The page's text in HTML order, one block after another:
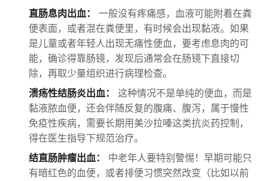
直肠息肉出血：
一般没有疼痛感，血液可能附着在粪
便表面，或者混在粪便里，有时候会出现黏液。如果
是儿童或者年轻人出现无痛性便血，要考虑息肉的可
能，确诊得靠肠镜，发现后通常会在肠镜下直接切
除，再取少量组织进行病理检查。
溃疡性结肠炎出血：
这种情况不是单纯的便血，而是
黏液脓血便，还会伴随反复的腹痛、腹泻，属于慢性
免疫性疾病，需要长期用美沙拉嗪这类抗炎药控制，
得在医生指导下规范治疗。
结直肠肿瘤出血：
中老年人要特别警惕！早期可能只
有暗红色的血便，或者排便习惯突然改变（比如以前